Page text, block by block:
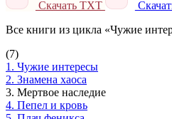
Скачать TXT
Все книги из цикла «Чужие
(7)
1. Чужие интересы
2. Знамена хаоса
3. Мертвое наследие
4. Пепел и кровь